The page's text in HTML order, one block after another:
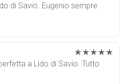
di Savio. Eugenio sempre
★★★★★
a Lido di Savio. Tutto